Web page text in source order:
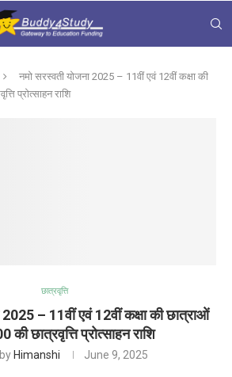
नमो सरस्वती योजना 2025 – 11वीं एवं 12वीं कक्षा की
प्रोत्साहन राशि
छात्रवृत्ति
– 11वीं एवं 12वीं कक्षा की छात्राओं
की छात्रवृत्ति प्रोत्साहन राशि
Himanshi June 9, 2025